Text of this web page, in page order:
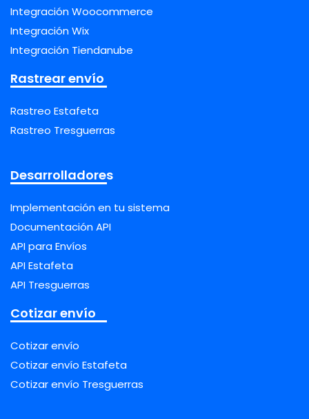
Integración Woocommerce
Integración Wix
Integración Tiendanube
Rastrear envío
Rastreo Estafeta
Rastreo Tresguerras
Desarrolladores
Implementación en tu sistema
Documentación API
API para Envíos
API Estafeta
API Tresguerras
Cotizar envío
Cotizar envío
Cotizar envío Estafeta
Cotizar envío Tresguerras